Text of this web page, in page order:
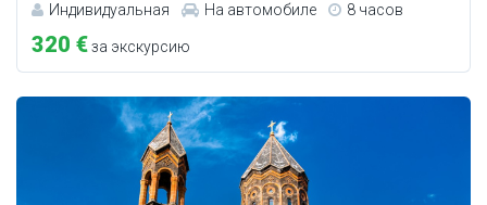
Индивидуальная На автомобиле 8 часов
320 €за экскурсию